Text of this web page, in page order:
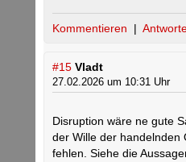
Kommentieren |
#15 Vladt
27.02.2026 um 10:31 Uhr
Disruption wäre ne gute
der Wille der handelnden
fehlen. Siehe die